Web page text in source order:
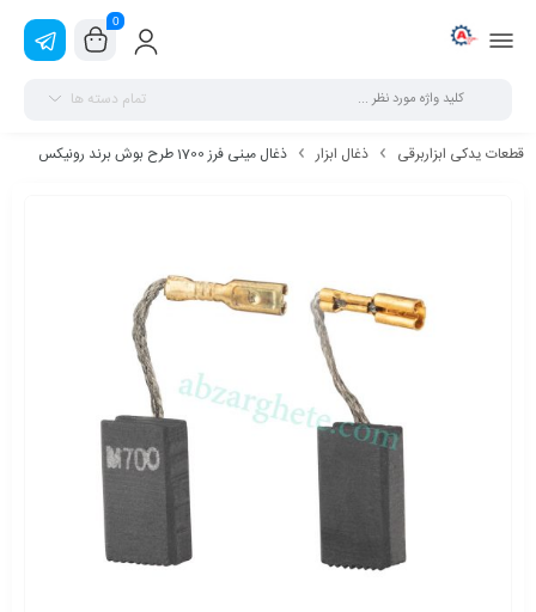
0
تمام دسته ها
قطعات یدکی ابزاربرقی ذغال ابزار ذغال مینی فرز 1700 طرح بوش برند رونیکس